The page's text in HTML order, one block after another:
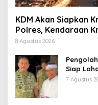
KDM Akan Siapkan
Polres, Kendaraan
Langsung Ganti
8 Agustus 2026
Siap
Jawa
7 Agustus